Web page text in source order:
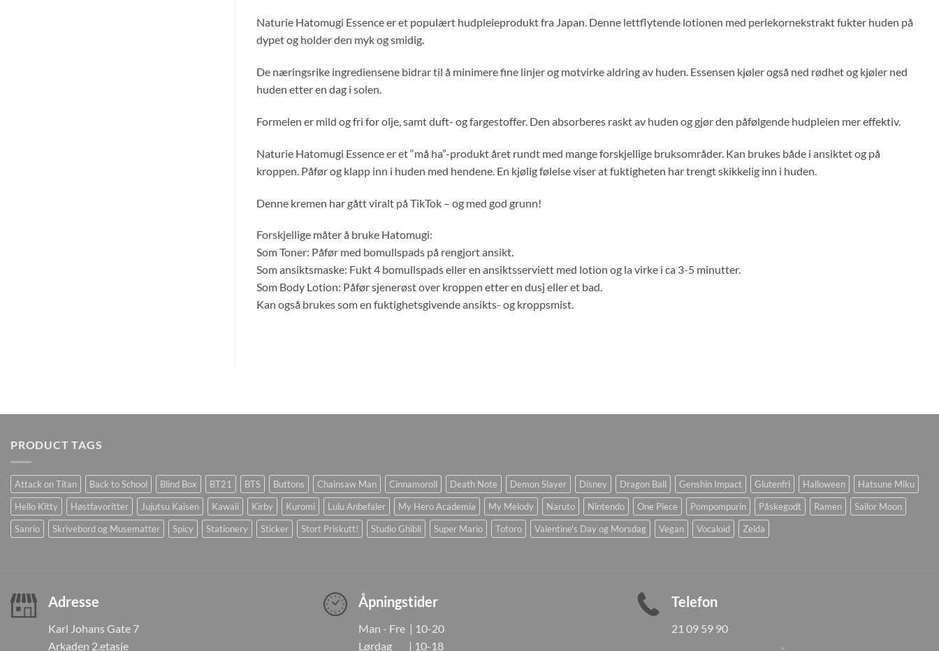
Naturie Hatomugi Essence er et populært hudpleieprodukt fra Japan. Denne lettflytende lotionen med perlekornekstrakt fukter huden på
dypet og holder den myk og smidig.
De næringsrike ingrediensene bidrar til å minimere fine linjer og motvirke aldring av huden. Essensen kjøler også ned rødhet og kjøler ned
huden etter en dag i solen.
Formelen er mild og fri for olje, samt duft- og fargestoffer. Den absorberes raskt av huden og gjør den påfølgende hudpleien mer effektiv.
Naturie Hatomugi Essence er et “må ha”-produkt året rundt med mange forskjellige bruksområder. Kan brukes både i ansiktet og på
kroppen. Påfør og klapp inn i huden med hendene. En kjølig følelse viser at fuktigheten har trengt skikkelig inn i huden.
Denne kremen har gått viralt på TikTok – og med god grunn!
Forskjellige måter å bruke Hatomugi:
Som Toner: Påfør med bomullspads på rengjort ansikt.
Som ansiktsmaske: Fukt 4 bomullspads eller en ansiktsserviett med lotion og la virke i ca 3-5 minutter.
Som Body Lotion: Påfør sjenerøst over kroppen etter en dusj eller et bad.
Kan også brukes som en fuktighetsgivende ansikts- og kroppsmist.
PRODUCT TAGS
Attack on Titan Back to School Blind Box BT21 BTS Buttons Chainsaw Man Cinnamoroll Death Note Demon Slayer Disney Dragon Ball Genshin Impact Glutenfri Halloween
Hatsune Miku
Hello Kitty
Høstfavoritter Jujutsu Kaisen Kawaii Kirby Kuromi Lulu Anbefaler My Hero Academia My Melody Naruto Nintendo One Piece Pompompurin Påskegodt Ramen
Sailor Moon
Sanrio
Skrivebord og Musematter Spicy Stationery Sticker Stort Priskutt! Studio Ghibli Super Mario Totoro Valentine's Day og Morsdag Vegan Vocaloid Zelda
Adresse
Karl Johans Gate 7
Arkaden 2.etasje
Åpningstider
Man - Fre | 10-20
Lørdag | 10-18
Telefon
21 09 59 90